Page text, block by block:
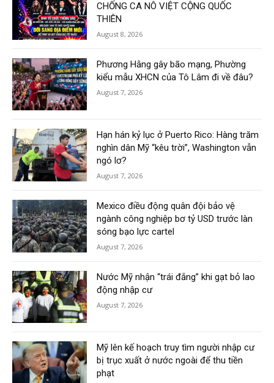
CHỐNG CA NÔ VIỆT CỘNG QUỐC
THIÊN
August 8, 2026
Phương Hằng gây bão mạng, Phường
kiểu mẫu XHCN của Tô Lâm đi về đâu?
August 7, 2026
Hạn hán kỷ lục ở Puerto Rico: Hàng trăm
nghìn dân Mỹ “kêu trời”, Washington vẫn
ngó lơ?
August 7, 2026
Mexico điều động quân đội bảo vệ
ngành công nghiệp bơ tỷ USD trước làn
sóng bạo lực cartel
August 7, 2026
Nước Mỹ nhận “trái đắng” khi gạt bỏ lao
động nhập cư
August 7, 2026
Mỹ lên kế hoạch truy tìm người nhập cư
bị trục xuất ở nước ngoài để thu tiền
phạt